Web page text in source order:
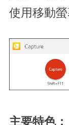
使用移動螢
主要特色：